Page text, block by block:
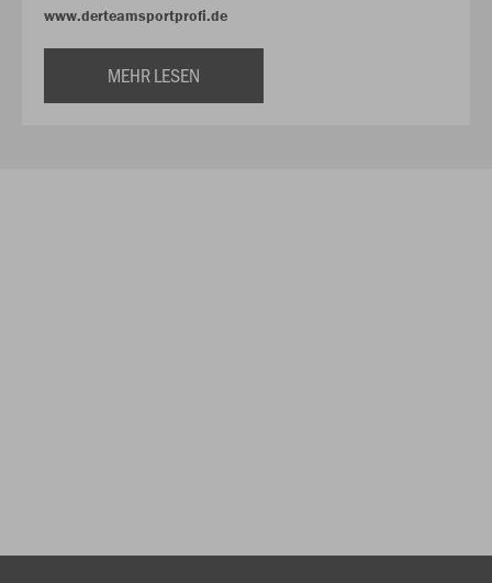
www.derteamsportprofi.de
MEHR LESEN